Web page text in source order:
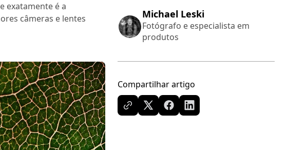
exatamente é a
câmeras e lentes
Michael Leski
Fotógrafo e especialista em
produtos
Compartilhar artigo